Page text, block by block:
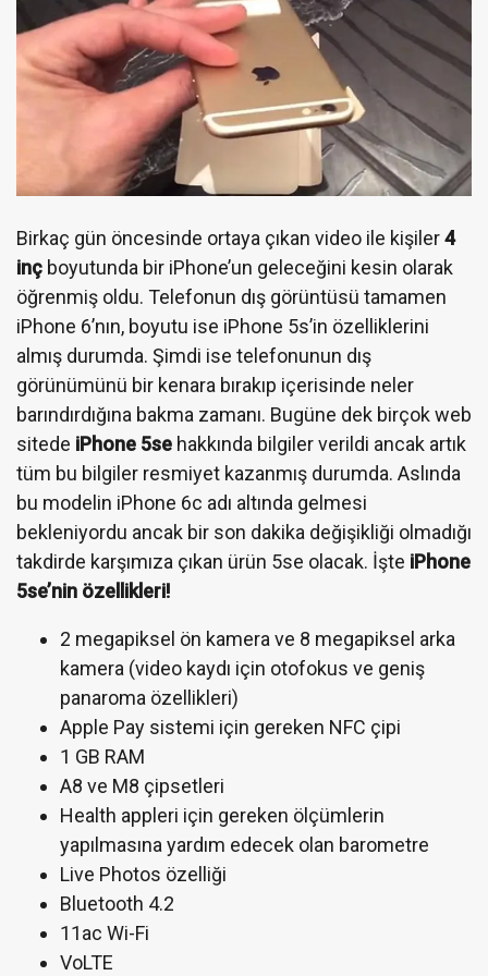
Birkaç gün öncesinde ortaya çıkan video ile kişiler4
inç boyutunda bir iPhone’un geleceğini kesin olarak
öğrenmiş oldu. Telefonun dış görüntüsü tamamen
iPhone 6’nın, boyutu ise iPhone 5s’in özelliklerini
almış durumda. Şimdi ise telefonunun dış
görünümünü bir kenara bırakıp içerisinde neler
barındırdığına bakma zamanı. Bugüne dek birçok web
sitede iPhone 5se hakkında bilgiler verildi ancak artık
tüm bu bilgiler resmiyet kazanmış durumda. Aslında
bu modelin iPhone 6c adı altında gelmesi
bekleniyordu ancak bir son dakika değişikliği olmadığı
takdirde karşımıza çıkan ürün 5se olacak. İşte iPhone
5se’nin özellikleri!
2 megapiksel ön kamera ve 8 megapiksel arka
kamera (video kaydı için otofokus ve geniş
panaroma özellikleri)
Apple Pay sistemi için gereken NFC çipi
1 GB RAM
A8 ve M8 çipsetleri
Health appleri için gereken ölçümlerin
yapılmasına yardım edecek olan barometre
Live Photos özelliği
Bluetooth 4.2
11ac Wi-Fi
VoLTE